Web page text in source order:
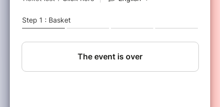
personnes intéressées sera constitué. Le jour
La totalité des recettes sera reversée pour
l'avancement des projets humanitaires et
culturels de Rinpoché.